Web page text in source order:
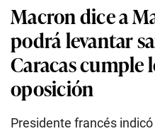
Macron dice a
podrá levantar
Caracas cumple
oposición
Presidente francés